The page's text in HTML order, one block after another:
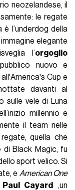
neozelandese, il
le regate
l’underdog della
elegante
l’orgoglio
nuovo e
Cup e
davanti al
sulle vele di Luna
millennio e
il team nelle
quella che
Black Magic, fu
sport velico. Si
e American One
Paul Cayard
,un